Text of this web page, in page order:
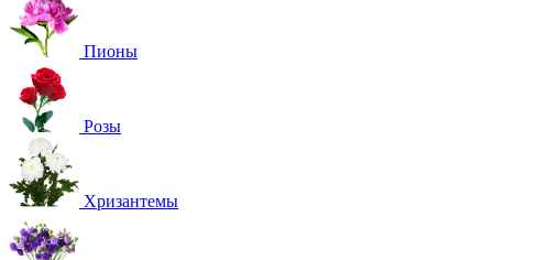
Пионы
Розы
Хризантемы